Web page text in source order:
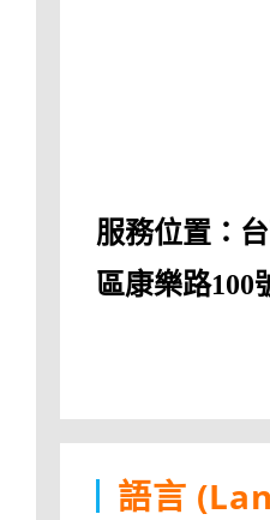
服務位置：
區康樂路100
語言